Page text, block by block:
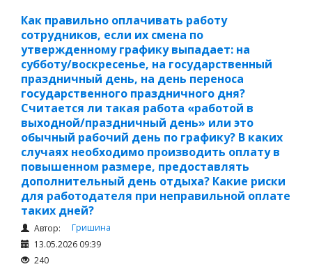
Как правильно оплачивать работу
сотрудников, если их смена по
утвержденному графику выпадает: на
субботу/воскресенье, на государственный
праздничный день, на день переноса
государственного праздничного дня?
Считается ли такая работа «работой в
выходной/праздничный день» или это
обычный рабочий день по графику? В каких
случаях необходимо производить оплату в
повышенном размере, предоставлять
дополнительный день отдыха? Какие риски
для работодателя при неправильной оплате
таких дней?
Автор:
Гришина
13.05.2026 09:39
240